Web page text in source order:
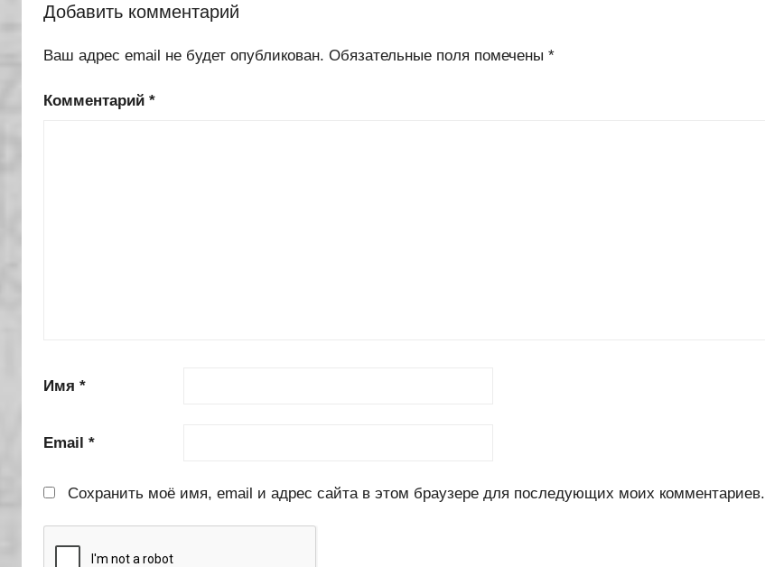
Добавить комментарий
Ваш адрес email не будет опубликован. Обязательные поля помечены *
Комментарий *
Имя *
Email *
Сохранить моё имя, email и адрес сайта в этом браузере для последующих моих комментариев.